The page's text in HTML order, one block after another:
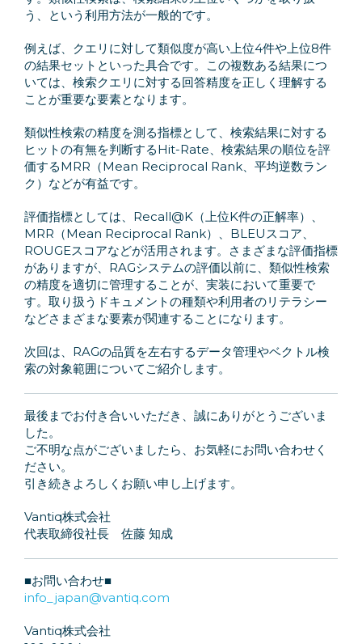
う、という利用方法が一般的です。
例えば、クエリに対して類似度が高い上位4件や上位8件
の結果セットといった具合です。この複数ある結果につ
いては、検索クエリに対する回答精度を正しく理解する
ことが重要な要素となります。
類似性検索の精度を測る指標として、検索結果に対する
ヒットの有無を判断するHit-Rate、検索結果の順位を評
価するMRR（Mean Reciprocal Rank、平均逆数ラン
ク）などが有益です。
評価指標としては、Recall@K（上位K件の正解率）、
MRR（Mean Reciprocal Rank）、BLEUスコア、
ROUGEスコアなどが活用されます。さまざまな評価指標
がありますが、RAGシステムの評価以前に、類似性検索
の精度を適切に管理することが、実装において重要で
す。取り扱うドキュメントの種類や利用者のリテラシー
などさまざまな要素が関連することになります。
次回は、RAGの品質を左右するデータ管理やベクトル検
索の対象範囲についてご紹介します。
最後までお付き合いいただき、誠にありがとうございま
した。
ご不明な点がございましたら、お気軽にお問い合わせく
ださい。
引き続きよろしくお願い申し上げます。
Vantiq株式会社
代表取締役社長 佐藤 知成
■お問い合わせ■
info_japan@vantiq.com
Vantiq株式会社